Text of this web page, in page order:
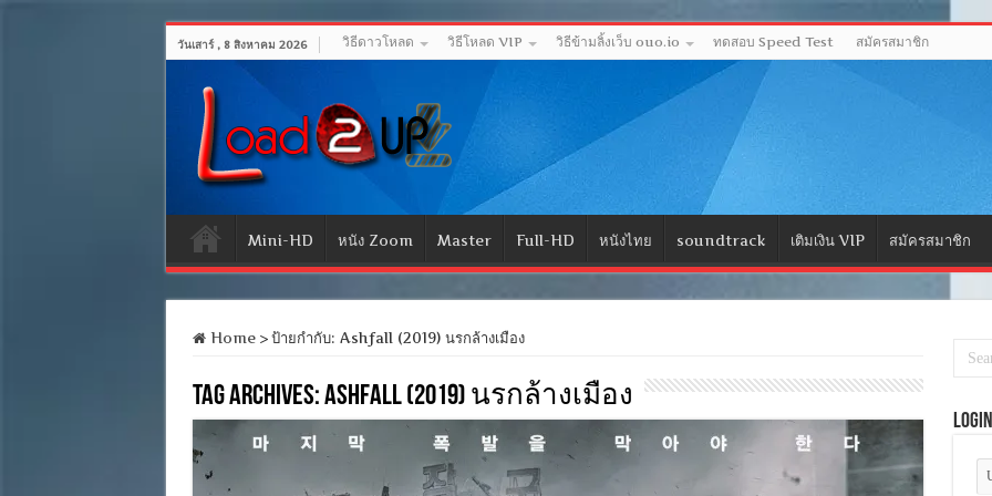
วันเสาร์ , 8 สิงหาคม 2026 วิธีดาวโหลด วิธีโหลด VIP วิธีข้ามลิ้งเว็บ ouo.io ทดสอบ Speed Test สมัครสมาชิก
Mini-HD หนัง Zoom Master Full-HD หนังไทย soundtrack เติมเงิน VIP สมัครสมาชิก
Home > ป้ายกำกับ: Ashfall (2019) นรกล้างเมือง
Tag Archives:Ashfall (2019) นรกล้างเมือง
Login